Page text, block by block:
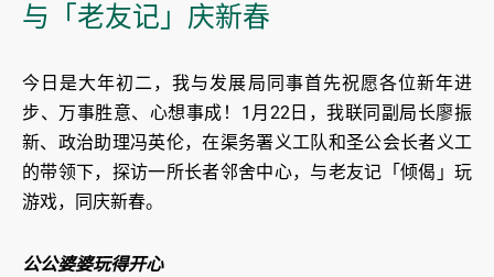
与「老友记」庆新春
今日是大年初二，我与发展局同事首先祝愿各位新年进
步、万事胜意、心想事成！1月22日，我联同副局长廖振
新、政治助理冯英伦，在渠务署义工队和圣公会长者义工
的带领下，探访一所长者邻舍中心，与老友记「倾偈」玩
游戏，同庆新春。
公公婆婆玩得开心